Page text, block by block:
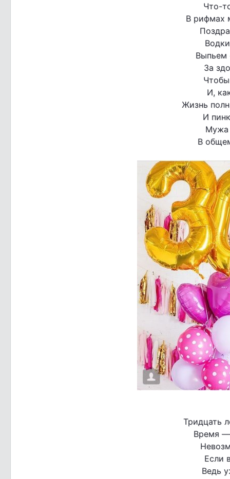
Что-
В рифмах
Выпьем
За
И,
Жизнь
И
Мужа
В
Тридцать
Время —
Если
Ведь